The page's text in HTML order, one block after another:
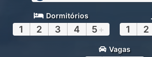
Dormitórios
1 2 3 4 5+ 1 2
Vagas